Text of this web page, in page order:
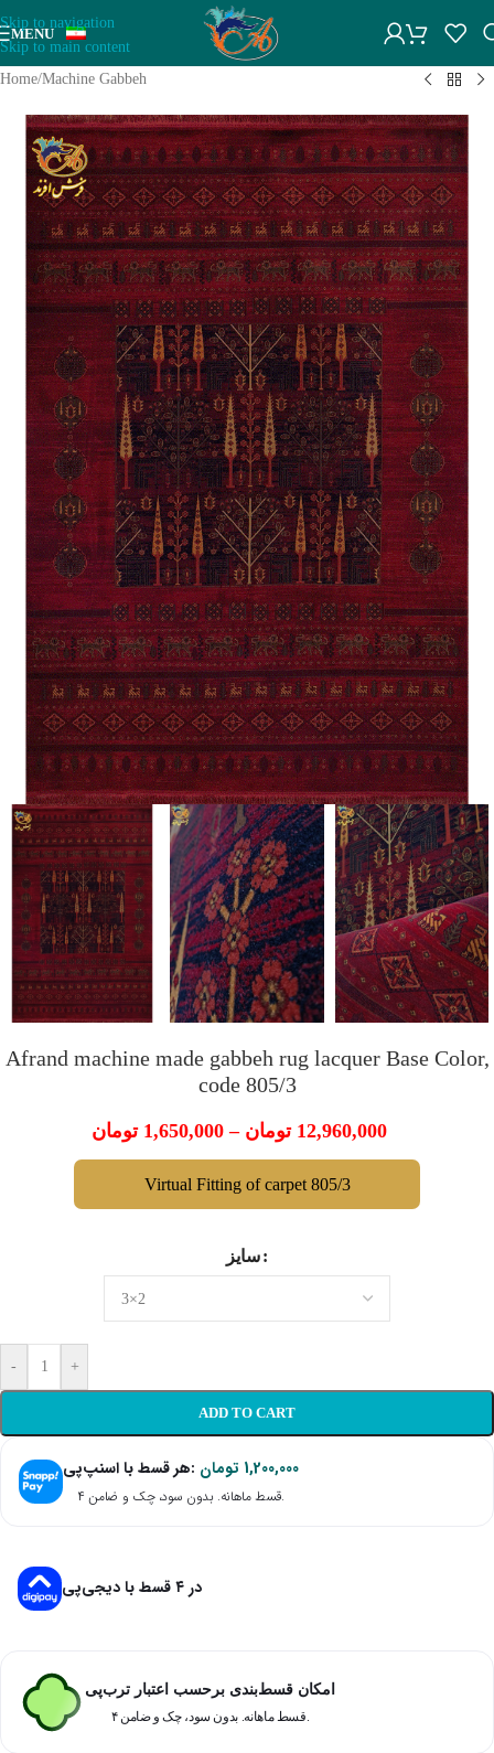
Skip to navigation
Skip to main content
MENU
Home/Machine Gabbeh
Afrand machine made gabbeh rug lacquer Base Color,
code 805/3
1,650,000 تومان – 12,960,000 تومان
Virtual Fitting of carpet 805/3
سایز
- +
ADD TO CART
هر قسط با اسنپ‌پی: 1,200,000 تومان
۴ قسط ماهانه. بدون سود، چک و ضامن.
در ۴ قسط با دیجی‌پی
امکان قسط‌بندی برحسب اعتبار ترب‌پی
۴ قسط ماهانه. بدون سود، چک و ضامن.